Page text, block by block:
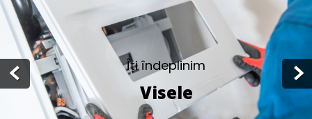
Îți îndeplinim
Visele